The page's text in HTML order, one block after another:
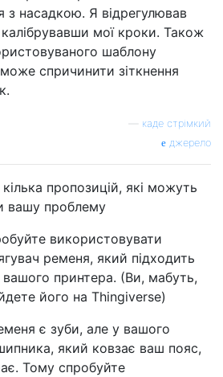
з насадкою. Я відрегулював
калібрувавши мої кроки. Також
шаблону
спричинити зіткнення
каде стрімкий
джерело
пропозицій, які можуть
вашу проблему
використовувати
ременя, який підходить
вашого принтера. (Ви, мабуть,
його на Thingiverse)
є зуби, але у вашого
який ковзає ваш пояс,
Тому спробуйте